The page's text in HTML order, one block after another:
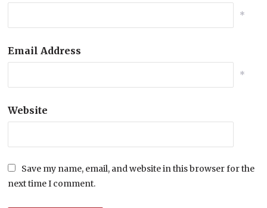
*
Email Address
*
Website
Save my name, email, and website in this browser for the
next time I comment.